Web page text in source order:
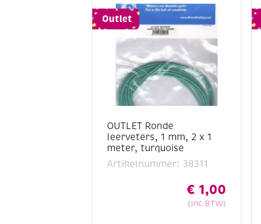
Outlet
OUTLET Ronde
leerveters, 1 mm, 2 x 1
meter, turquoise
Artikelnummer: 38311
€ 1,00
(Inc BTW)